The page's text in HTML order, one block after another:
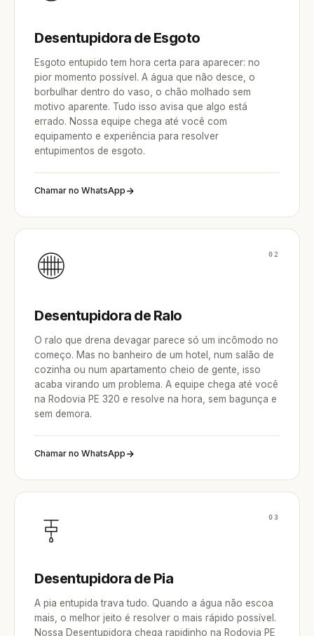
Desentupidora de Esgoto
Esgoto entupido tem hora certa para aparecer: no
pior momento possível. A água que não desce, o
borbulhar dentro do vaso, o chão molhado sem
motivo aparente. Tudo isso avisa que algo está
errado. Nossa equipe chega até você com
equipamento e experiência para resolver
entupimentos de esgoto.
Chamar no WhatsApp
02
Desentupidora de Ralo
O ralo que drena devagar parece só um incômodo no
começo. Mas no banheiro de um hotel, num salão de
cozinha ou num apartamento cheio de gente, isso
acaba virando um problema. A equipe chega até você
na Rodovia PE 320 e resolve na hora, sem bagunça e
sem demora.
Chamar no WhatsApp
03
Desentupidora de Pia
A pia entupida trava tudo. Quando a água não escoa
mais, o melhor jeito é resolver o mais rápido possível.
Nossa Desentupidora chega rapidinho na Rodovia PE